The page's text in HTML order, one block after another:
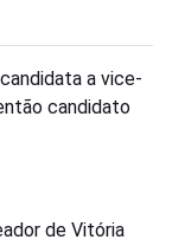
a vice-
candidato
de Vitória